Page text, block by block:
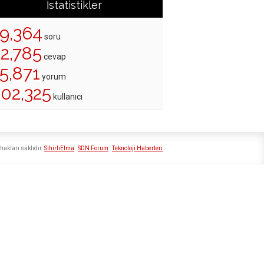
İstatistikler
soru
cevap
yorum
kullanıcı
SihirliElma SDN Forum Teknoloji Haberleri
saklıdır